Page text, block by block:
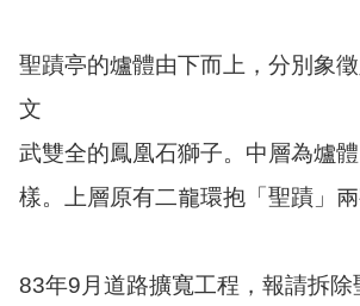
聖蹟亭的爐體由下而上，分別象
文
武雙全的鳳凰石獅子。中層為爐
樣。上層原有二龍環抱「聖蹟」
83年9月道路擴寬工程，報請拆